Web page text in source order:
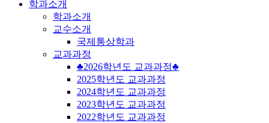
학과소개
학과소개
교수소개
국제통상학과
교과과정
♣2026학년도 교과과정♣
2025학년도 교과과정
2024학년도 교과과정
2023학년도 교과과정
2022학년도 교과과정